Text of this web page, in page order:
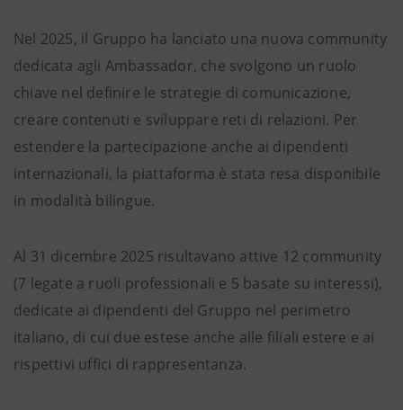
Nel 2025, il Gruppo ha lanciato una nuova community
dedicata agli Ambassador, che svolgono un ruolo
chiave nel definire le strategie di comunicazione,
creare contenuti e sviluppare reti di relazioni. Per
estendere la partecipazione anche ai dipendenti
internazionali, la piattaforma è stata resa disponibile
in modalità bilingue.
Al 31 dicembre 2025 risultavano attive 12 community
(7 legate a ruoli professionali e 5 basate su interessi),
dedicate ai dipendenti del Gruppo nel perimetro
italiano, di cui due estese anche alle filiali estere e ai
rispettivi uffici di rappresentanza.